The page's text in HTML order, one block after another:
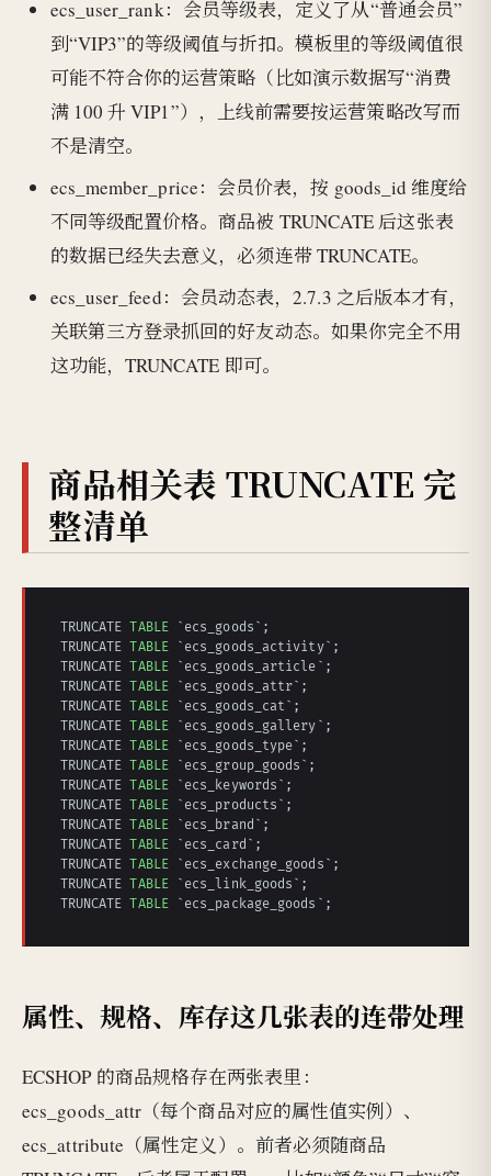
ecs_user_rank：会员等级表，定义了从“普通会员”
到“VIP3”的等级阈值与折扣。模板里的等级阈值很
可能不符合你的运营策略（比如演示数据写“消费
满 100 升 VIP1”），上线前需要按运营策略改写而
不是清空。
ecs_member_price：会员价表，按 goods_id 维度给
不同等级配置价格。商品被 TRUNCATE 后这张表
的数据已经失去意义，必须连带 TRUNCATE。
ecs_user_feed：会员动态表，2.7.3 之后版本才有，
关联第三方登录抓回的好友动态。如果你完全不用
这功能，TRUNCATE 即可。
商品相关表 TRUNCATE 完
整清单
TRUNCATE TABLE `ecs_goods`;
TRUNCATE TABLE `ecs_goods_activity`;
TRUNCATE TABLE `ecs_goods_article`;
TRUNCATE TABLE `ecs_goods_attr`;
TRUNCATE TABLE `ecs_goods_cat`;
TRUNCATE TABLE `ecs_goods_gallery`;
TRUNCATE TABLE `ecs_goods_type`;
TRUNCATE TABLE `ecs_group_goods`;
TRUNCATE TABLE `ecs_keywords`;
TRUNCATE TABLE `ecs_products`;
TRUNCATE TABLE `ecs_brand`;
TRUNCATE TABLE `ecs_card`;
TRUNCATE TABLE `ecs_exchange_goods`;
TRUNCATE TABLE `ecs_link_goods`;
TRUNCATE TABLE `ecs_package_goods`;
属性、规格、库存这几张表的连带处理
ECSHOP 的商品规格存在两张表里：
ecs_goods_attr（每个商品对应的属性值实例）、
ecs_attribute（属性定义）。前者必须随商品